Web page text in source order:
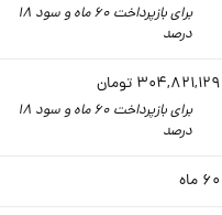
برای بازپرداخت 60 ماه و سود 18
درصد
تومان
برای بازپرداخت 60 ماه و سود 18
درصد
ماه